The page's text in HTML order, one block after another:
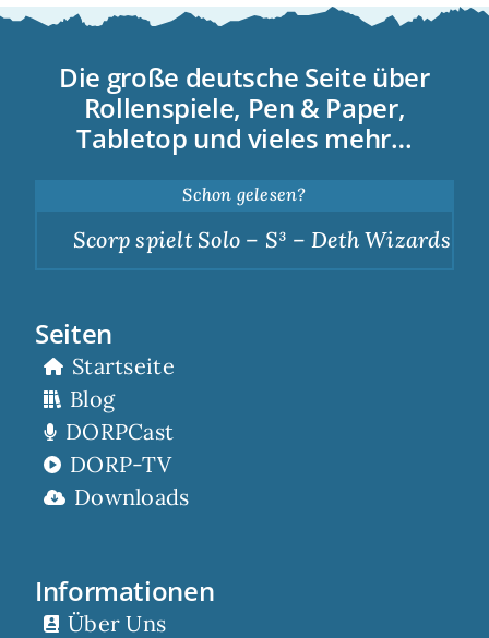
Die große deutsche Seite über
Rollenspiele, Pen & Paper,
Tabletop und vieles mehr…
Schon gelesen?
Scorp spielt Solo – S³ – Deth Wizards –
Seiten
Startseite
Blog
DORPCast
DORP-TV
Downloads
Informationen
Über Uns